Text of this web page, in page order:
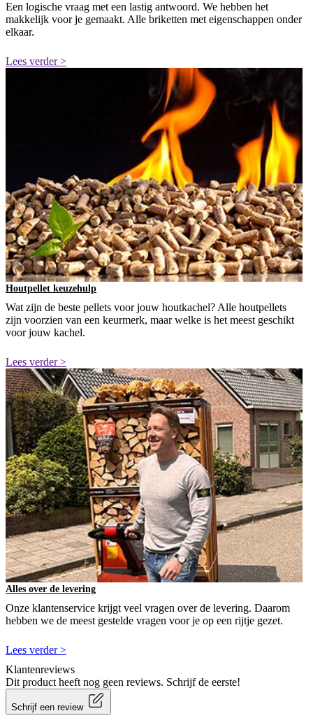
Een logische vraag met een lastig antwoord. We hebben het
makkelijk voor je gemaakt. Alle briketten met eigenschappen onder
elkaar.
Lees verder >
Houtpellet keuzehulp
Wat zijn de beste pellets voor jouw houtkachel? Alle houtpellets
zijn voorzien van een keurmerk, maar welke is het meest geschikt
voor jouw kachel.
Lees verder >
Alles over de levering
Onze klantenservice krijgt veel vragen over de levering. Daarom
hebben we de meest gestelde vragen voor je op een rijtje gezet.
Lees verder >
Klantenreviews
Dit product heeft nog geen reviews. Schrijf de eerste!
Schrijf een review